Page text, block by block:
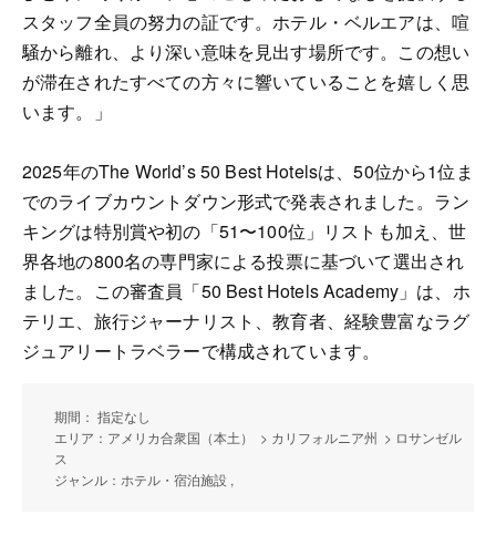
スタッフ全員の努力の証です。ホテル・ベルエアは、喧
騒から離れ、より深い意味を見出す場所です。この想い
が滞在されたすべての方々に響いていることを嬉しく思
います。」
2025年のThe World’s 50 Best Hotelsは、50位から1位ま
でのライブカウントダウン形式で発表されました。ラン
キングは特別賞や初の「51〜100位」リストも加え、世
界各地の800名の専門家による投票に基づいて選出され
ました。この審査員「50 Best Hotels Academy」は、ホ
テリエ、旅行ジャーナリスト、教育者、経験豊富なラグ
ジュアリートラベラーで構成されています。
期間： 指定なし
エリア：アメリカ合衆国（本土） > カリフォルニア州 > ロサンゼル
ス
ジャンル：ホテル・宿泊施設 ,